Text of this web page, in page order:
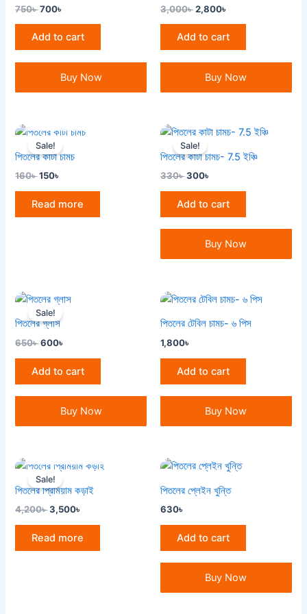
750৳700৳
Add to cart
Buy Now
3,000৳2,800৳
Add to cart
Buy Now
Sale!
পিতলের কাটা চামচ
160৳
Original
price
was:
160৳ .
150৳
Current
is:
150৳ .
Read more
Sale!
পিতলের কাটা চামচ- 7.5 ইঞ্চি
330৳
Original
price
was:
330৳ .
300৳
Current
is:
300৳ .
Add to cart
Buy Now
Sale!
পিতলের গ্লাস
650৳
Original
price
was:
650৳ .
600৳
Current
Add to cart
Buy Now
পিতলের টেবিল চামচ- ৬ পিস
1,800৳
Add to cart
Buy Now
Sale!
পিতলের প্রিমিয়াম কড়াই
4,200৳
Original
price
was:
4,200৳ .
3,500৳
Current
price
is:
3,500৳ .
Read more
পিতলের প্লেইন খুন্তি
630৳
Add to cart
Buy Now